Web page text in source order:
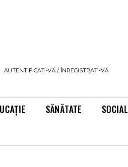
AUTENTIFICAȚI-VĂ / ÎNREGISTRAȚI-VĂ
SĂNĂTATE SOCIAL